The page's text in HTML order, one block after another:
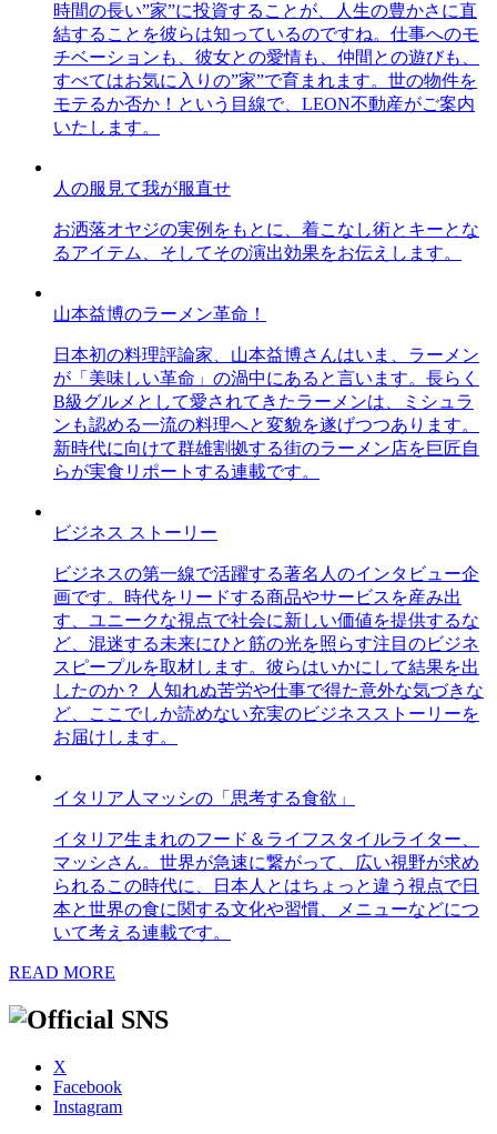
時間の長い”家”に投資することが、人生の豊かさに直
結することを彼らは知っているのですね。仕事へのモ
チベーションも、彼女との愛情も、仲間との遊びも、
すべてはお気に入りの”家”で育まれます。世の物件を
モテるか否か！という目線で、LEON不動産がご案内
いたします。
人の服見て我が服直せ
お洒落オヤジの実例をもとに、着こなし術とキーとな
るアイテム、そしてその演出効果をお伝えします。
山本益博のラーメン革命！
日本初の料理評論家、山本益博さんはいま、ラーメン
が「美味しい革命」の渦中にあると言います。長らく
B級グルメとして愛されてきたラーメンは、ミシュラ
ンも認める一流の料理へと変貌を遂げつつあります。
新時代に向けて群雄割拠する街のラーメン店を巨匠自
らが実食リポートする連載です。
ビジネス ストーリー
ビジネスの第一線で活躍する著名人のインタビュー企
画です。時代をリードする商品やサービスを産み出
す、ユニークな視点で社会に新しい価値を提供するな
ど、混迷する未来にひと筋の光を照らす注目のビジネ
スピープルを取材します。彼らはいかにして結果を出
したのか？ 人知れぬ苦労や仕事で得た意外な気づきな
ど、ここでしか読めない充実のビジネスストーリーを
お届けします。
イタリア人マッシの「思考する食欲」
イタリア生まれのフード＆ライフスタイルライター、
マッシさん。世界が急速に繋がって、広い視野が求め
られるこの時代に、日本人とはちょっと違う視点で日
本と世界の食に関する文化や習慣、メニューなどにつ
いて考える連載です。
READ MORE
X
Facebook
Instagram